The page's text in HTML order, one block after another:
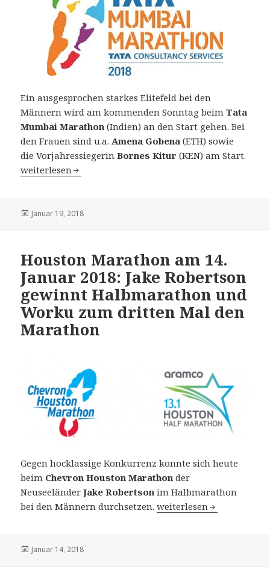
Ein ausgesprochen starkes Elitefeld bei den
Männern wird am kommenden Sonntag beimTata
Mumbai Marathon(Indien) an den Start gehen. Bei
den Frauen sind u.a.Amena Gobena (ETH) sowie
die VorjahressiegerinBornes Kitur (KEN) am Start.
15. Tata Mumbai Marathon am 21. Januar 2018:
weiterlesen
Veröffentlicht
Januar 19, 2018
Houston Marathon am 14.
Januar 2018: Jake Robertson
gewinnt Halbmarathon und
Worku zum dritten Mal den
Marathon
Gegen hocklassige Konkurrenz konnte sich heute
beim Chevron Houston Marathon der
NeuseeländerJake Robertson im Halbmarathon
bei den Männern durchsetzen.Houston Marathon am
weiterlesen
Veröffentlicht
Januar 14, 2018